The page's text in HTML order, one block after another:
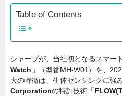
Table of Contents
シャープが、当社初となるスマー
Watch 」（型番MH-W01）を、
大の特徴は、生体センシングに強
Corporationの特許技術「